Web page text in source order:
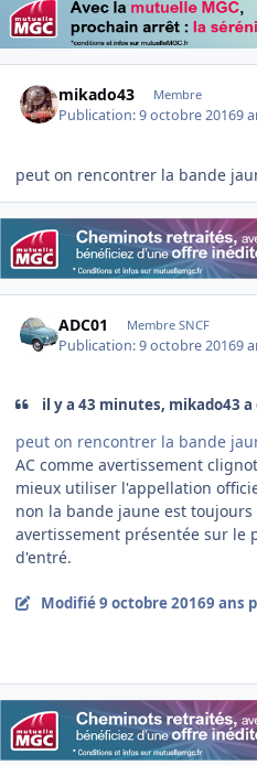
mikado43 Membre
Publication:9 octobre 20169
peut on rencontrer la bande
ADC01 Membre SNCF
Publication:9 octobre 20169
il y a 43 minutes, mikado43 a
peut on rencontrer la bande
AC comme avertissement
mieux utiliser l'appellation
non la bande jaune est
avertissement présentée sur le
d'entré.
Modifié9 octobre 20169 ans